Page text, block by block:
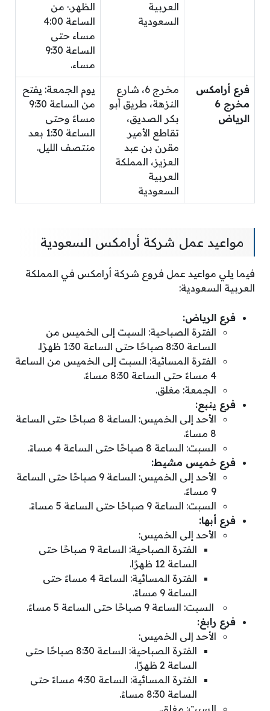
العربية
السعودية
الظهر.· من
الساعة 4:00
مساء حتى
الساعة 9:30
مساء.
فرع أرامكس
مخرج 6
الرياض
مخرج 6، شارع
النزهة، طريق أبو
بكر الصديق،
تقاطع الأمير
مقرن بن عبد
العزيز، المملكة
العربية
السعودية
يوم الجمعة: يفتح
من الساعة 9:30
مساءً وحتى
الساعة 1:30 بعد
منتصف الليل.
مواعيد عمل شركة أرامكس السعودية
فيما يلي مواعيد عمل فروع شركة أرامكس في المملكة
العربية السعودية:
فرع الرياض:
الفترة الصباحية: السبت إلى الخميس من
الساعة 8:30 صباحًا حتى الساعة 1:30 ظهرًا.
الفترة المسائية: السبت إلى الخميس من الساعة
4 مساءً حتى الساعة 8:30 مساءً.
الجمعة: مغلق.
فرع ينبع:
الأحد إلى الخميس: الساعة 8 صباحًا حتى الساعة
8 مساءً.
السبت: الساعة 8 صباحًا حتى الساعة 4 مساءً.
فرع خميس مشيط:
الأحد إلى الخميس: الساعة 9 صباحًا حتى الساعة
9 مساءً.
السبت: الساعة 9 صباحًا حتى الساعة 5 مساءً.
فرع أبها:
الأحد إلى الخميس:
الفترة الصباحية: الساعة 9 صباحًا حتى
الساعة 12 ظهرًا.
الفترة المسائية: الساعة 4 مساءً حتى
الساعة 9 مساءً.
السبت: الساعة 9 صباحًا حتى الساعة 5 مساءً.
فرع رابغ:
الأحد إلى الخميس:
الفترة الصباحية: الساعة 8:30 صباحًا حتى
الساعة 2 ظهرًا.
الفترة المسائية: الساعة 4:30 مساءً حتى
الساعة 8:30 مساءً.